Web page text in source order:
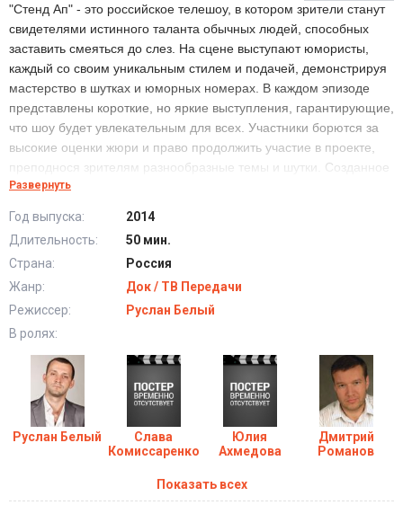
"Стенд Ап" - это российское телешоу, в котором зрители станут
свидетелями истинного таланта обычных людей, способных
заставить смеяться до слез. На сцене выступают юмористы,
каждый со своим уникальным стилем и подачей, демонстрируя
мастерство в шутках и юморных номерах. В каждом эпизоде
представлены короткие, но яркие выступления, гарантирующие,
что шоу будет увлекательным для всех. Участники борются за
высокие оценки жюри и право продолжить участие в проекте,
преподнося зрителям разнообразные темы и шутки. Созданное
в духе знаменитого "Камеди Клаба", шоу "Стенд Ап" на канале
проектов. Но какой комик сможет превзойти ожидания и чем
удивят зрителей новые номера? Смотрите вместе с нами и
наслаждайтесь калейдоскопом юмора в "Стенд Ап"!
Развернуть
Год выпуска:
2014
Длительность:
50 мин.
Страна:
Россия
Жанр:
Док / ТВ Передачи
Режиссер:
Руслан Белый
В ролях:
Руслан Белый
Слава
Комиссаренко
Юлия
Ахмедова
Дмитрий
Романов
Показать всех